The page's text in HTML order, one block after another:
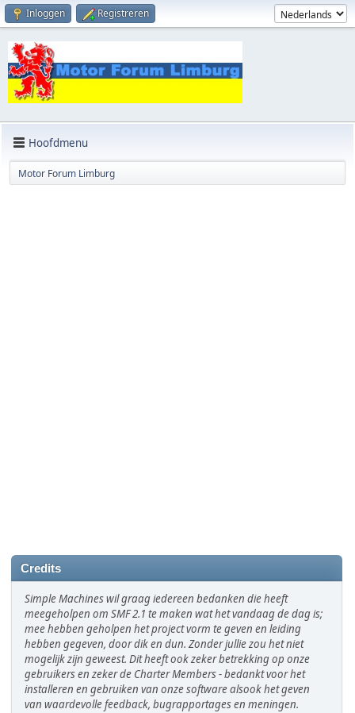
Inloggen Registreren
Hoofdmenu
Motor Forum Limburg
Credits
Simple Machines wil graag iedereen bedanken die heeft
meegeholpen om SMF 2.1 te maken wat het vandaag de dag is;
mee hebben geholpen het project vorm te geven en leiding
hebben gegeven, door dik en dun. Zonder jullie zou het niet
mogelijk zijn geweest. Dit heeft ook zeker betrekking op onze
gebruikers en zeker de Charter Members - bedankt voor het
installeren en gebruiken van onze software alsook het geven
van waardevolle feedback, bugrapportages en meningen.